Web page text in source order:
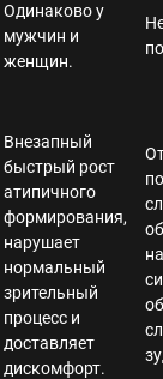
Одинаково у
мужчин и
женщин.
Внезапный
быстрый рост
атипичного
формирования,
нарушает
нормальный
зрительный
процесс и
доставляет
дискомфорт.